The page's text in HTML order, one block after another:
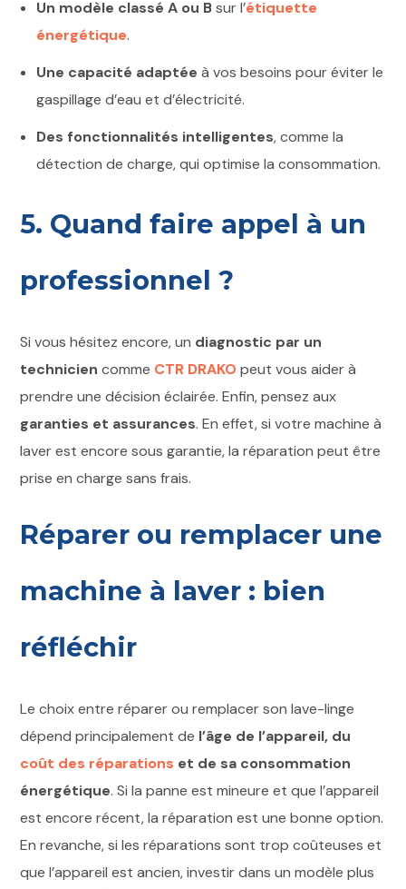
Un modèle classé A ou Bsur l’étiquette
énergétique.
Une capacité adaptée à vos besoins pour éviter le
gaspillage d’eau et d’électricité.
Des fonctionnalités intelligentes, comme la
détection de charge, qui optimise la consommation.
5. Quand faire appel à un
professionnel ?
Si vous hésitez encore, un diagnostic par un
technicien comme CTR DRAKO peut vous aider à
prendre une décision éclairée. Enfin, pensez aux
garanties et assurances. En effet, si votre machine à
laver est encore sous garantie, la réparation peut être
prise en charge sans frais.
Réparer ou remplacer une
machine à laver : bien
réfléchir
Le choix entre réparer ou remplacer son lave-linge
dépend principalement de l’âge de l’appareil, du
coût des réparations et de sa consommation
énergétique. Si la panne est mineure et que l’appareil
est encore récent, la réparation est une bonne option.
En revanche, si les réparations sont trop coûteuses et
que l’appareil est ancien, investir dans un modèle plus